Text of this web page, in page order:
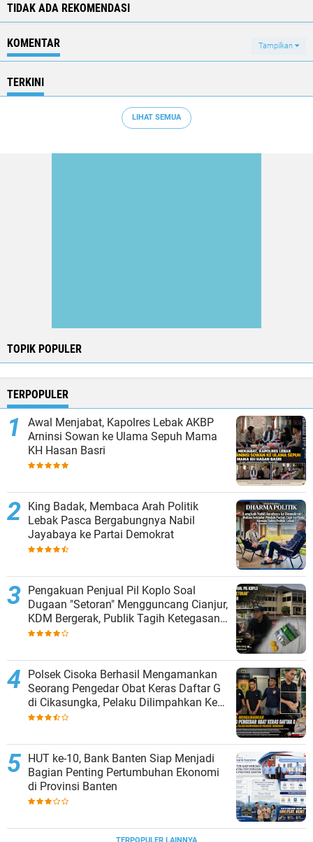
TIDAK ADA REKOMENDASI
KOMENTAR Tampilkan
TERKINI
LIHAT SEMUA
TOPIK POPULER
TERPOPULER
Awal Menjabat, Kapolres Lebak AKBP
Arninsi Sowan ke Ulama Sepuh Mama
KH Hasan Basri
King Badak, Membaca Arah Politik
Lebak Pasca Bergabungnya Nabil
Jayabaya ke Partai Demokrat
Pengakuan Penjual Pil Koplo Soal
Dugaan "Setoran" Mengguncang Cianjur,
KDM Bergerak, Publik Tagih Ketegasan
Polda Jabar
Polsek Cisoka Berhasil Mengamankan
Seorang Pengedar Obat Keras Daftar G
di Cikasungka, Pelaku Dilimpahkan Ke
Polresta Tangerang
HUT ke-10, Bank Banten Siap Menjadi
Bagian Penting Pertumbuhan Ekonomi
di Provinsi Banten
TERPOPULER LAINNYA